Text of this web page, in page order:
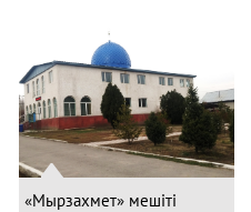
«Мырзахмет» мешіті